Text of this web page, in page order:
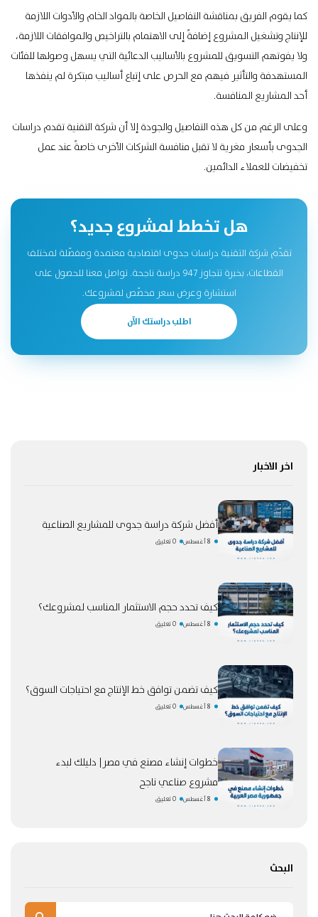
كما يقوم الفريق بمناقشة التفاصيل الخاصة بالمواد الخام والأدوات اللازمة
للإنتاج وتشغيل المشروع إضافةً إلى الاهتمام بالتراخيص والموافقات اللازمة،
ولا يفوتهم التسويق للمشروع بالأساليب الدعائية التي يسهل وصولها للفئات
المستهدفة والتأثير فيهم مع الحرص على إتباع أساليب مبتكرة لم ينفذها
أحد المشاريع المنافسة.
وعلى الرغم من كل هذه التفاصيل والجودة إلا أن شركة التقنية تقدم دراسات
الجدوى بأسعار مغرية لا تقبل منافسة الشركات الأخرى خاصةً عند عمل
تخفيضات للعملاء الدائمين.
هل تخطط لمشروع جديد؟
تقدّم شركة التقنية دراسات جدوى اقتصادية معتمدة ومفصّلة لمختلف
القطاعات، بخبرة تتجاوز 947 دراسة ناجحة. تواصل معنا للحصول على
استشارة وعرض سعر مخصّص لمشروعك.
اطلب دراستك الآن
اخر الاخبار
أفضل شركة دراسة جدوى للمشاريع الصناعية
8 أغسطس 0 تعليق
كيف تحدد حجم الاستثمار المناسب لمشروعك؟
8 أغسطس 0 تعليق
كيف تضمن توافق خط الإنتاج مع احتياجات السوق؟
8 أغسطس 0 تعليق
خطوات إنشاء مصنع في مصر| دليلك لبدء
مشروع صناعي ناجح
8 أغسطس 0 تعليق
البحث